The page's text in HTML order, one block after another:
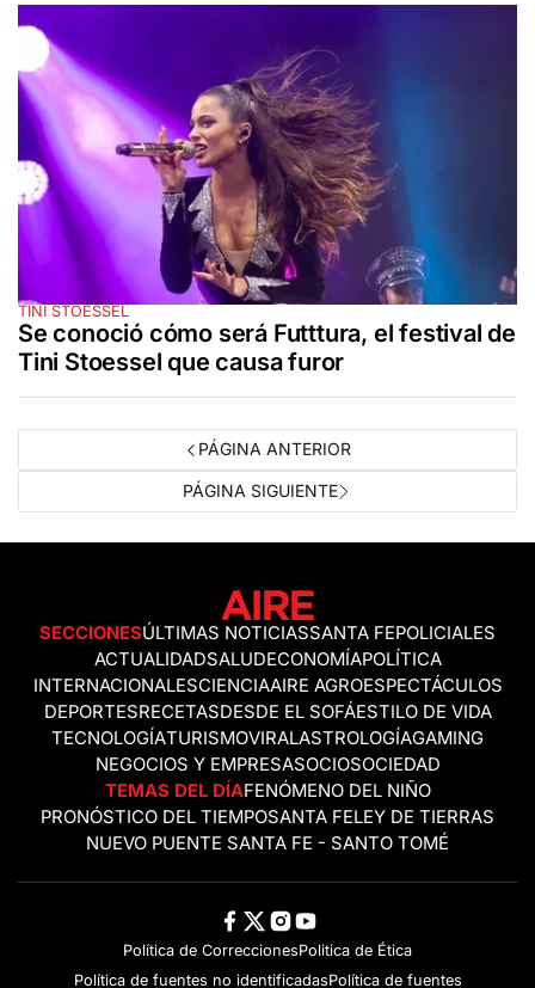
TINI STOESSEL
Se conoció cómo será Futttura, el festival de
Tini Stoessel que causa furor
PÁGINA ANTERIOR
PÁGINA SIGUIENTE
SECCIONESÚLTIMAS NOTICIASSANTA FEPOLICIALES
ACTUALIDADSALUDECONOMÍAPOLÍTICA
INTERNACIONALESCIENCIAAIRE AGROESPECTÁCULOS
DEPORTESRECETASDESDE EL SOFÁESTILO DE VIDA
TECNOLOGÍATURISMOVIRALASTROLOGÍAGAMING
NEGOCIOS Y EMPRESASOCIOSOCIEDAD
TEMAS DEL DÍAFENÓMENO DEL NIÑO
PRONÓSTICO DEL TIEMPOSANTA FELEY DE TIERRAS
NUEVO PUENTE SANTA FE - SANTO TOMÉ
Política de CorreccionesPolitica de Ética
Política de fuentes no identificadasPolítica de fuentes